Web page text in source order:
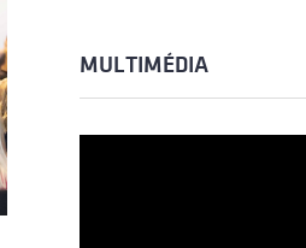
MULTIMÉDIA